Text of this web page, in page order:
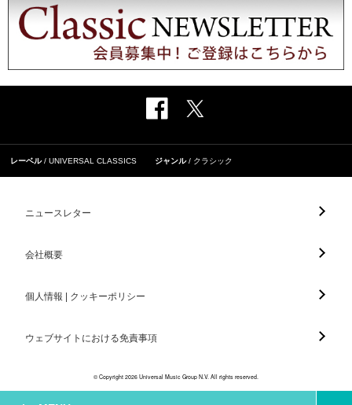
レーベル UNIVERSAL CLASSICS ジャンル クラシック
ニュースレター
会社概要
個人情報 | クッキーポリシー
ウェブサイトにおける免責事項
© Copyright 2026 Universal Music Group N.V. All rights reserved.